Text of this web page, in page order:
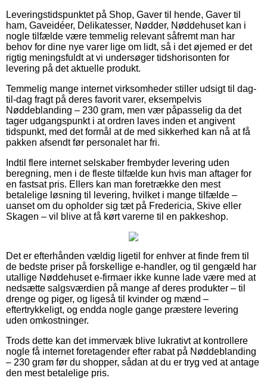
Leveringstidspunktet på Shop, Gaver til hende, Gaver til
ham, Gaveidéer, Delikatesser, Nødder, Nøddehuset kan i
nogle tilfælde være temmelig relevant såfremt man har
behov for dine nye varer lige om lidt, så i det øjemed er det
rigtig meningsfuldt at vi undersøger tidshorisonten for
levering på det aktuelle produkt.
Temmelig mange internet virksomheder stiller udsigt til dag-
til-dag fragt på deres favorit varer, eksempelvis
Nøddeblanding – 230 gram, men vær påpasselig da det
tager udgangspunkt i at ordren laves inden et angivent
tidspunkt, med det formål at de med sikkerhed kan nå at få
pakken afsendt før personalet har fri.
Indtil flere internet selskaber frembyder levering uden
beregning, men i de fleste tilfælde kun hvis man aftager for
en fastsat pris. Ellers kan man foretrække den mest
betalelige løsning til levering, hvilket i mange tilfælde –
uanset om du opholder sig tæt på Fredericia, Skive eller
Skagen – vil blive at få kørt varerne til en pakkeshop.
Det er efterhånden vældig ligetil for enhver at finde frem til
de bedste priser på forskellige e-handler, og til gengæld har
utallige Nøddehuset e-firmaer ikke kunne lade være med at
nedsætte salgsværdien på mange af deres produkter – til
drenge og piger, og ligeså til kvinder og mænd –
eftertrykkeligt, og endda nogle gange præstere levering
uden omkostninger.
Trods dette kan det immervæk blive lukrativt at kontrollere
nogle få internet foretagender efter rabat på Nøddeblanding
– 230 gram før du shopper, sådan at du er tryg ved at antage
den mest betalelige pris.